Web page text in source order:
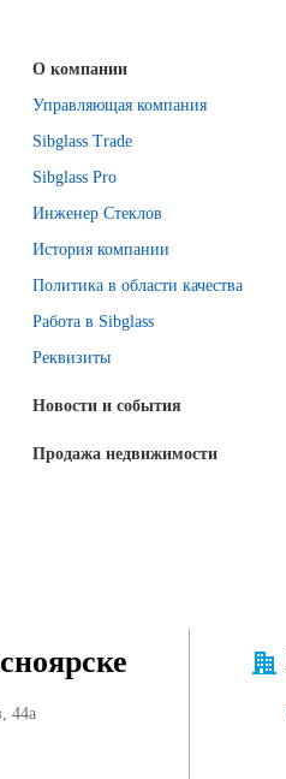
О компании
Управляющая компания
Sibglass Trade
Sibglass Pro
Инженер Стеклов
История компании
Политика в области качества
Работа в Sibglass
Реквизиты
Новости и события
Продажа недвижимости
44а